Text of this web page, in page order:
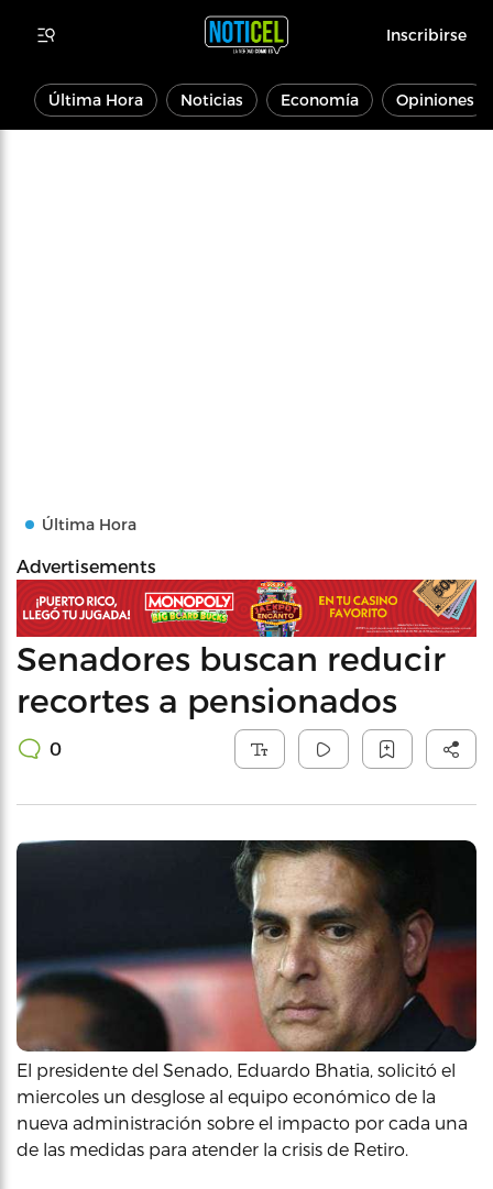
Inscribirse
Última Hora Noticias Economía Opiniones
Última Hora
Advertisements
Senadores buscan reducir
recortes a pensionados
0
El presidente del Senado, Eduardo Bhatia, solicitó el
miercoles un desglose al equipo económico de la
nueva administración sobre el impacto por cada una
de las medidas para atender la crisis de Retiro.